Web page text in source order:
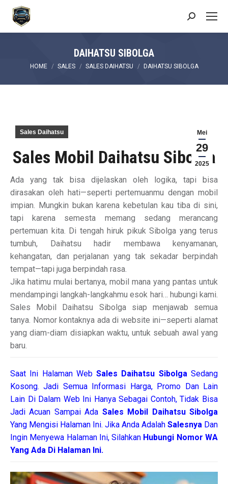
Search:
DAIHATSU SIBOLGA
You are here:
HOME SALES SALES DAIHATSU DAIHATSU SIBOLGA
Mei
29
2025
Sales Daihatsu
Sales Mobil Daihatsu Sibolga
Ada yang tak bisa dijelaskan oleh logika, tapi bisa
dirasakan oleh hati—seperti pertemuanmu dengan mobil
impian. Mungkin bukan karena kebetulan kau tiba di sini,
tapi karena semesta memang sedang merancang
pertemuan kita. Di tengah hiruk pikuk Sibolga yang terus
tumbuh, Daihatsu hadir membawa kenyamanan,
kehangatan, dan perjalanan yang tak sekadar berpindah
tempat—tapi juga berpindah rasa.
Jika hatimu mulai bertanya, mobil mana yang pantas untuk
mendampingi langkah-langkahmu esok hari… hubungi kami.
Sales Mobil Daihatsu Sibolga siap menjawab semua
tanya. Nomor kontaknya ada di website ini—seperti alamat
yang diam-diam disiapkan waktu, untuk sebuah awal yang
baru.
Saat Ini Halaman WebSales Daihatsu SibolgaSedang
Kosong. Jadi Semua Informasi Harga, Promo Dan Lain
Lain Di Dalam Web Ini Hanya Sebagai Contoh, Tidak Bisa
Jadi Acuan Sampai Ada Sales Mobil Daihatsu Sibolga
Yang Mengisi Halaman Ini. Jika Anda Adalah Salesnya Dan
Ingin Menyewa Halaman Ini, Silahkan Hubungi Nomor WA
Yang Ada Di Halaman Ini.